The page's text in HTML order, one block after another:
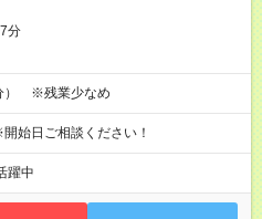
分
） ※残業少なめ
始日ご相談ください！
躍中